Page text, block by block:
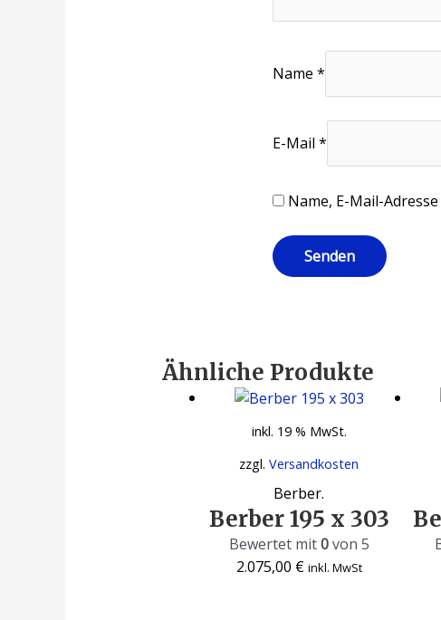
Name *
E-Mail *
Name, E-Mail-
Ähnliche Produkte
inkl. 19 % MwSt.
zzgl.Versandkosten
Berber.
Berber 195 x 303
Bewertet mit0von 5
2.075,00 € inkl. MwSt